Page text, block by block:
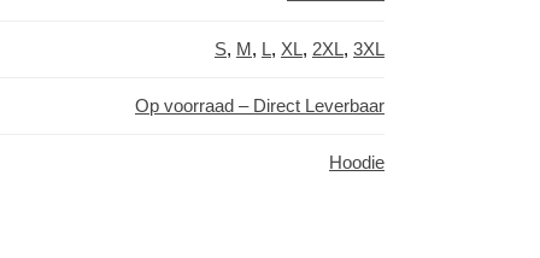
S, M, L, XL, 2XL, 3XL
Op voorraad – Direct Leverbaar
Hoodie